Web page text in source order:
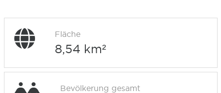
Fläche
8,54 km²
Bevölkerung gesamt